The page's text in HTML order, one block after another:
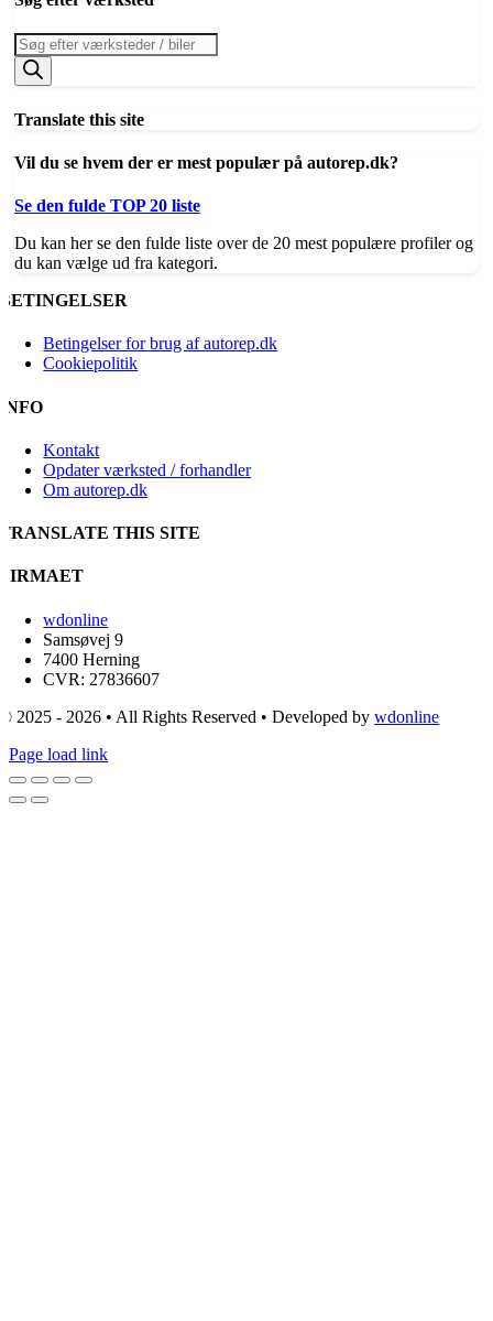
Products
search
Translate this site
Vil du se hvem der er mest populær på autorep.dk?
Se den fulde TOP 20 liste
Du kan her se den fulde liste over de 20 mest populære profiler og
du kan vælge ud fra kategori.
BETINGELSER
Betingelser for brug af autorep.dk
Cookiepolitik
INFO
Kontakt
Opdater værksted / forhandler
Om autorep.dk
TRANSLATE THIS SITE
FIRMAET
wdonline
Samsøvej 9
7400 Herning
CVR: 27836607
© 2025 - 2026 • All Rights Reserved • Developed bywdonline
Page load link